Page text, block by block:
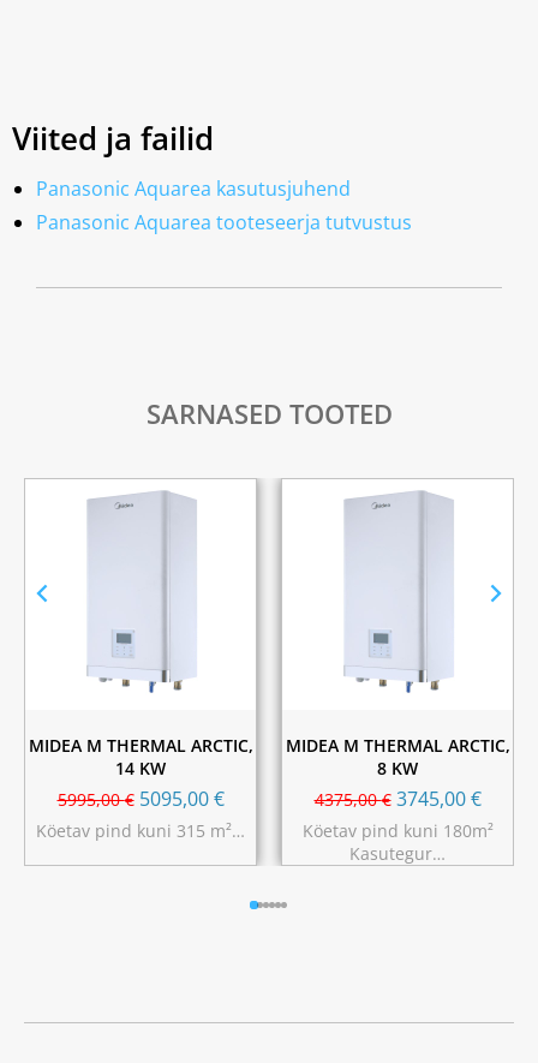
Viited ja failid
Panasonic Aquarea kasutusjuhend
Panasonic Aquarea tooteseerja tutvustus
SARNASED TOOTED
MIDEA M THERMAL ARCTIC,
14 KW
5995,00€ 5095,00€
Köetav pind kuni 315 m²…
MIDEA M THERMAL ARCTIC,
8 KW
4375,00€ 3745,00€
Köetav pind kuni 180m²
Kasutegur…